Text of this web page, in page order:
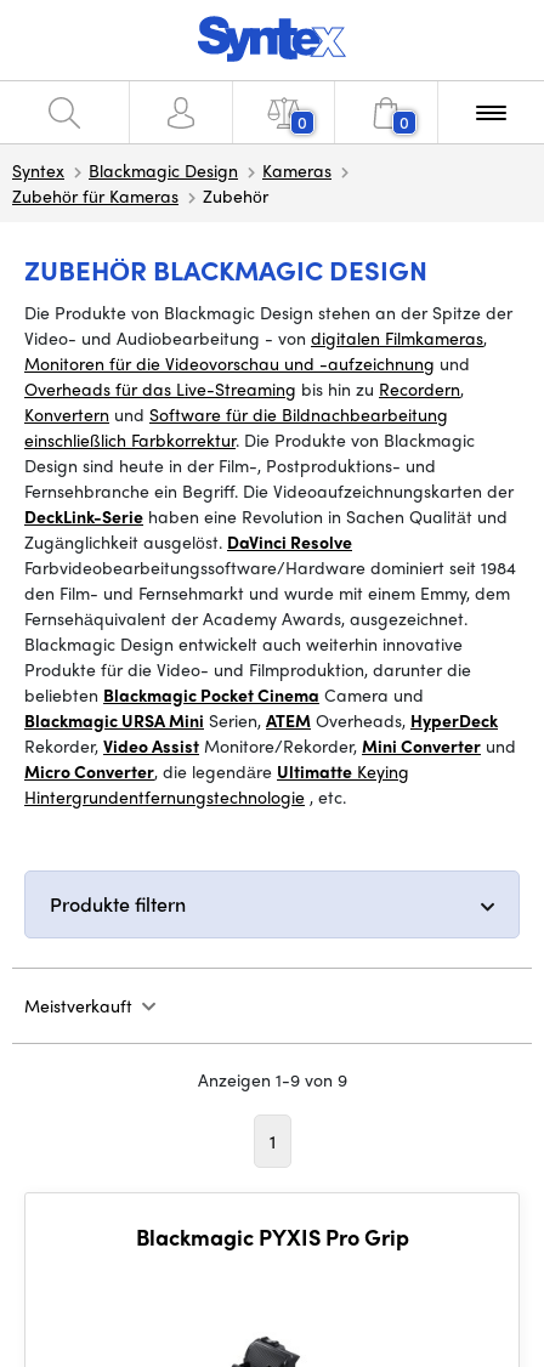
0 0
Syntex Blackmagic Design
Kameras
Zubehör für Kameras
Zubehör
ZUBEHÖR BLACKMAGIC DESIGN
Die Produkte von Blackmagic Design stehen an der Spitze der
Video- und Audiobearbeitung - von digitalen Filmkameras,
Monitoren für die Videovorschau und -aufzeichnung und
Overheads für das Live-Streaming bis hin zu Recordern,
Konvertern und Software für die Bildnachbearbeitung
einschließlich Farbkorrektur. Die Produkte von Blackmagic
Design sind heute in der Film-, Postproduktions- und
Fernsehbranche ein Begriff. Die Videoaufzeichnungskarten der
DeckLink-Serie haben eine Revolution in Sachen Qualität und
Zugänglichkeit ausgelöst. DaVinci Resolve
Farbvideobearbeitungssoftware/Hardware dominiert seit 1984
den Film- und Fernsehmarkt und wurde mit einem Emmy, dem
Fernsehäquivalent der Academy Awards, ausgezeichnet.
Blackmagic Design entwickelt auch weiterhin innovative
Produkte für die Video- und Filmproduktion, darunter die
beliebten Blackmagic Pocket Cinema Camera und
Blackmagic URSA Mini Serien, ATEM Overheads, HyperDeck
Rekorder, Video Assist Monitore/Rekorder, Mini Converter und
Micro Converter, die legendäre Ultimatte Keying
Hintergrundentfernungstechnologie , etc.
Produkte filtern
Meistverkauft
Anzeigen 1-9 von 9
1
Blackmagic PYXIS Pro Grip